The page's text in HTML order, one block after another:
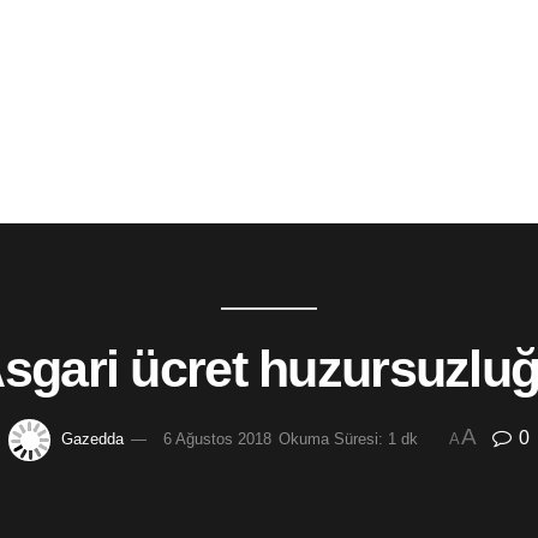
ücret
Gazedda 6 Ağustos 2018 Okuma Süresi: 1 dk AA 0